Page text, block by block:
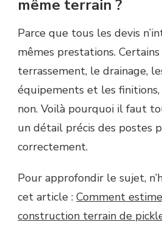
même terrain ?
Parce que tous les devis
mêmes prestations.
terrassement, le drainage,
équipements et les finitions,
non. Voilà pourquoi il faut
un détail précis des postes
correctement.
Pour approfondir le sujet,
cet article : Comment
construction terrain de